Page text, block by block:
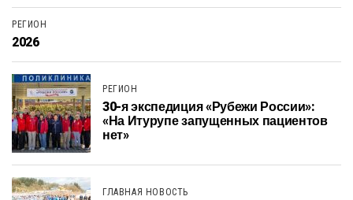
РЕГИОН
2026
РЕГИОН
30-я экспедиция «Рубежи России»:
«На Итурупе запущенных пациентов
нет»
ГЛАВНАЯ НОВОСТЬ